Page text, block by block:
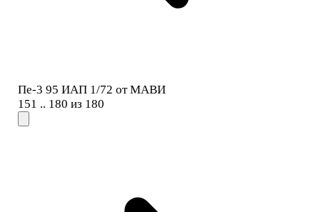
Пе-3 95 ИАП 1/72 от МАВИ
151 .. 180 из 180